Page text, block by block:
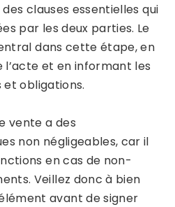
clauses essentielles qui
par les deux parties. Le
dans cette étape, en
et en informant les
obligations.
vente a des
non négligeables, car il
en cas de non-
Veillez donc à bien
avant de signer